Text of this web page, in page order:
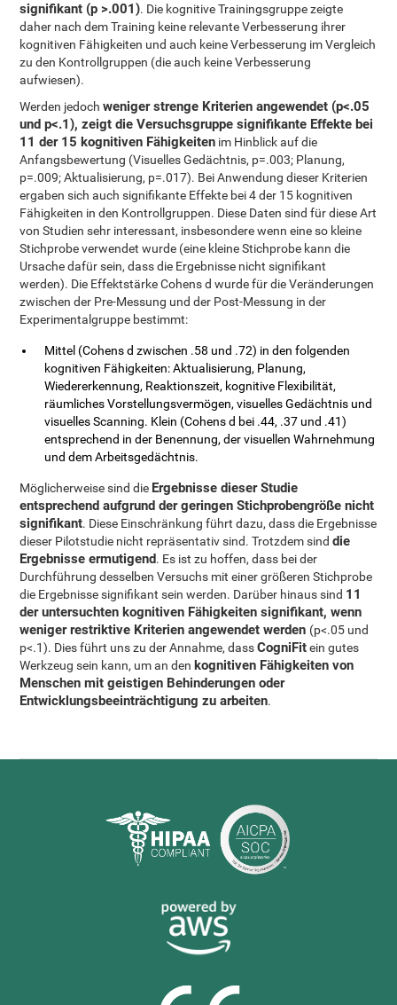
signifikant (p >.001). Die kognitive Trainingsgruppe zeigte
daher nach dem Training keine relevante Verbesserung ihrer
kognitiven Fähigkeiten und auch keine Verbesserung im Vergleich
zu den Kontrollgruppen (die auch keine Verbesserung
aufwiesen).
Werden jedochweniger strenge Kriterien angewendet (p<.05
und p<.1), zeigt die Versuchsgruppe signifikante Effekte bei
11 der 15 kognitiven Fähigkeiten im Hinblick auf die
Anfangsbewertung (Visuelles Gedächtnis, p=.003; Planung,
p=.009; Aktualisierung, p=.017). Bei Anwendung dieser Kriterien
ergaben sich auch signifikante Effekte bei 4 der 15 kognitiven
Fähigkeiten in den Kontrollgruppen. Diese Daten sind für diese Art
von Studien sehr interessant, insbesondere wenn eine so kleine
Stichprobe verwendet wurde (eine kleine Stichprobe kann die
Ursache dafür sein, dass die Ergebnisse nicht signifikant
werden). Die Effektstärke Cohens d wurde für die Veränderungen
zwischen der Pre-Messung und der Post-Messung in der
Experimentalgruppe bestimmt:
Mittel (Cohens d zwischen .58 und .72) in den folgenden
kognitiven Fähigkeiten: Aktualisierung, Planung,
Wiedererkennung, Reaktionszeit, kognitive Flexibilität,
räumliches Vorstellungsvermögen, visuelles Gedächtnis und
visuelles Scanning. Klein (Cohens d bei .44, .37 und .41)
entsprechend in der Benennung, der visuellen Wahrnehmung
und dem Arbeitsgedächtnis.
Möglicherweise sind die Ergebnisse dieser Studie
entsprechend aufgrund der geringen Stichprobengröße nicht
signifikant. Diese Einschränkung führt dazu, dass die Ergebnisse
dieser Pilotstudie nicht repräsentativ sind. Trotzdem sinddie
Ergebnisse ermutigend. Es ist zu hoffen, dass bei der
Durchführung desselben Versuchs mit einer größeren Stichprobe
die Ergebnisse signifikant sein werden. Darüber hinaus sind 11
der untersuchten kognitiven Fähigkeiten signifikant, wenn
weniger restriktive Kriterien angewendet werden (p<.05 und
p<.1). Dies führt uns zu der Annahme, dassCogniFitein gutes
Werkzeug sein kann, um an den kognitiven Fähigkeiten von
Menschen mit geistigen Behinderungen oder
Entwicklungsbeeinträchtigung zu arbeiten.